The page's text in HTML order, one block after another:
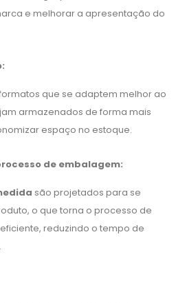
e melhorar a apresentação do
que se adaptem melhor ao
armazenados de forma mais
espaço no estoque.
de embalagem:
são projetados para se
o que torna o processo de
reduzindo o tempo de